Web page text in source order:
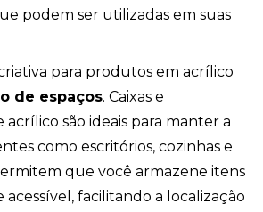
podem ser utilizadas em suas
para produtos em acrílico
de espaços. Caixas e
são ideais para manter a
como escritórios, cozinhas e
que você armazene itens
acessível, facilitando a localização